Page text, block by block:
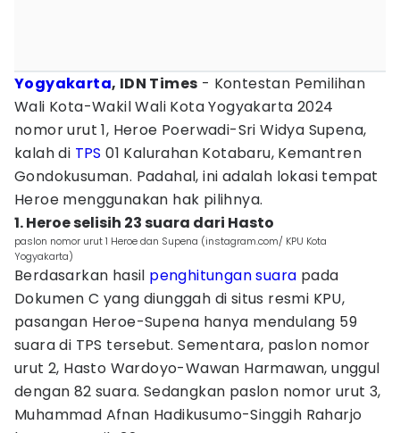
Yogyakarta, IDN Times - Kontestan Pemilihan
Wali Kota-Wakil Wali Kota Yogyakarta 2024
nomor urut 1, Heroe Poerwadi-Sri Widya Supena,
kalah di TPS 01 Kalurahan Kotabaru, Kemantren
Gondokusuman. Padahal, ini adalah lokasi tempat
Heroe menggunakan hak pilihnya.
1. Heroe selisih 23 suara dari Hasto
paslon nomor urut 1 Heroe dan Supena (instagram.com/ KPU Kota
Yogyakarta)
Berdasarkan hasil penghitungan suara pada
Dokumen C yang diunggah di situs resmi KPU,
pasangan Heroe-Supena hanya mendulang 59
suara di TPS tersebut. Sementara, paslon nomor
urut 2, Hasto Wardoyo-Wawan Harmawan, unggul
dengan 82 suara. Sedangkan paslon nomor urut 3,
Muhammad Afnan Hadikusumo-Singgih Raharjo